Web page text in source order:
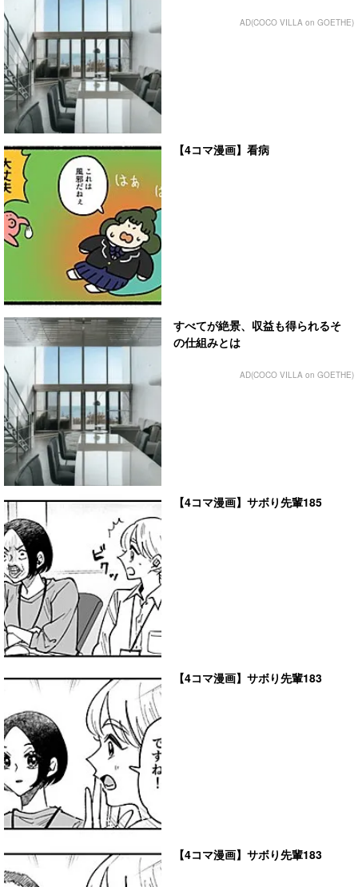
AD(COCO VILLA on GOETHE)
【4コマ漫画】看病
すべてが絶景、収益も得られるそ
の仕組みとは
AD(COCO VILLA on GOETHE)
【4コマ漫画】サボり先輩185
【4コマ漫画】サボり先輩183
【4コマ漫画】サボり先輩183